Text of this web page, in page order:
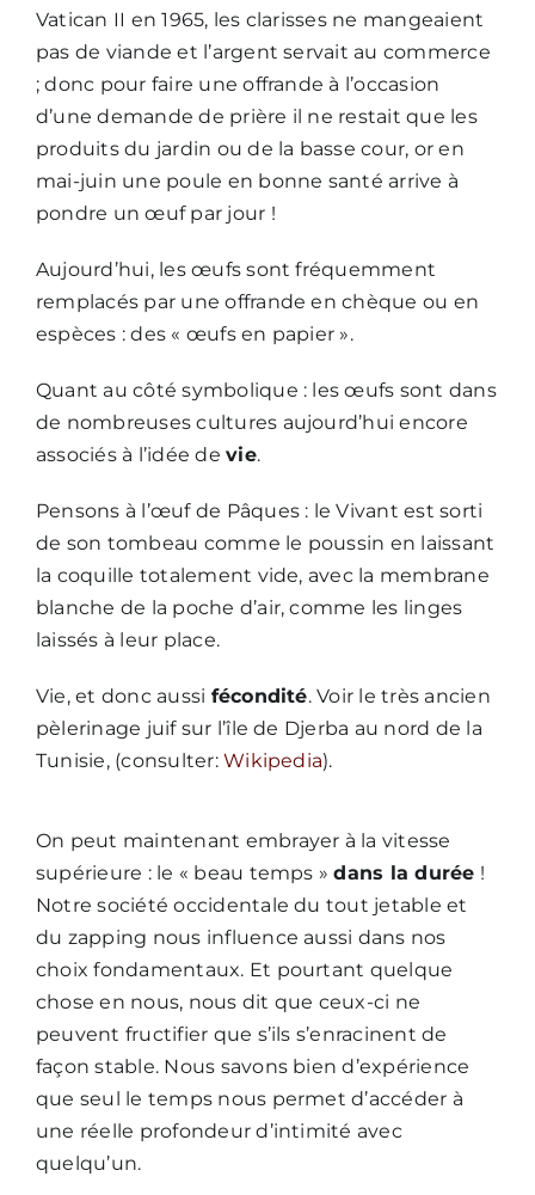
Vatican II en 1965, les clarisses ne mangeaient
pas de viande et l’argent servait au commerce
; donc pour faire une offrande à l’occasion
d’une demande de prière il ne restait que les
produits du jardin ou de la basse cour, or en
mai-juin une poule en bonne santé arrive à
pondre un œuf par jour !
Aujourd’hui, les œufs sont fréquemment
remplacés par une offrande en chèque ou en
espèces : des « œufs en papier ».
Quant au côté symbolique : les œufs sont dans
de nombreuses cultures aujourd’hui encore
associés à l’idée devie.
Pensons à l’œuf de Pâques : le Vivant est sorti
de son tombeau comme le poussin en laissant
la coquille totalement vide, avec la membrane
blanche de la poche d’air, comme les linges
laissés à leur place.
Vie, et donc aussi fécondité. Voir le très ancien
pèlerinage juif sur l’île de Djerba au nord de la
Tunisie, (consulter:Wikipedia).
On peut maintenant embrayer à la vitesse
supérieure : le « beau temps »dans la durée !
Notre société occidentale du tout jetable et
du zapping nous influence aussi dans nos
choix fondamentaux. Et pourtant quelque
chose en nous, nous dit que ceux-ci ne
peuvent fructifier que s’ils s’enracinent de
façon stable. Nous savons bien d’expérience
que seul le temps nous permet d’accéder à
une réelle profondeur d’intimité avec
quelqu’un.